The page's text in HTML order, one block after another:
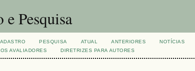
Pesquisa
PESQUISA ATUAL ANTERIORES NOTÍCIAS
AVALIADORES DIRETRIZES PARA AUTORES